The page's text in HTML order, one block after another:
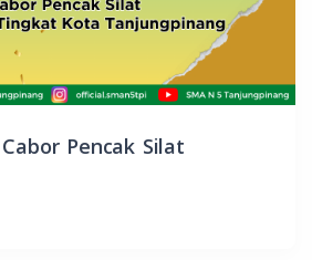
Pencak Silat